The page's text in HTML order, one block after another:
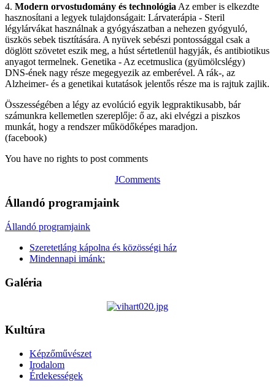
4. Modern orvostudomány és technológia Az ember is elkezdte
hasznosítani a legyek tulajdonságait: Lárvaterápia - Steril
légylárvákat használnak a gyógyászatban a nehezen gyógyuló,
üszkös sebek tisztítására. A nyüvek sebészi pontossággal csak a
döglött szövetet eszik meg, a húst sértetlenül hagyják, és antibiotikus
anyagot termelnek. Genetika - Az ecetmuslica (gyümölcslégy)
DNS-ének nagy része megegyezik az emberével. A rák-, az
Alzheimer- és a genetikai kutatások jelentős része ma is rajtuk zajlik.
Összességében a légy az evolúció egyik legpraktikusabb, bár
számunkra kellemetlen szereplője: ő az, aki elvégzi a piszkos
munkát, hogy a rendszer működőképes maradjon.
(facebook)
You have no rights to post comments
JComments
Állandó programjaink
Állandó programjaink
Szeretetláng kápolna és közösségi ház
Mindennapi imánk:
Galéria
Kultúra
Képzőművészet
Irodalom
Érdekességek